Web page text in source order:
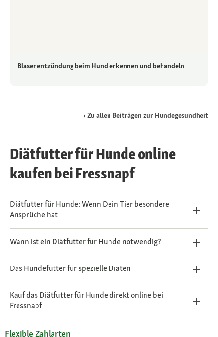
Blasenentzündung beim Hund erkennen und behandeln
Zu allen Beiträgen zur Hundegesundheit
Diätfutter für Hunde online
kaufen bei Fressnapf
Diätfutter für Hunde: Wenn Dein Tier besondere
Ansprüche hat
Wann ist ein Diätfutter für Hunde notwendig?
Das Hundefutter für spezielle Diäten
Kauf das Diätfutter für Hunde direkt online bei
Fressnapf
Flexible Zahlarten